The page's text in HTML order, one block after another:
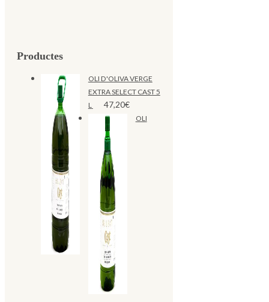
Productes
OLI D'OLIVA VERGE
EXTRA SELECT CAST 5
L
47,20€
OLI